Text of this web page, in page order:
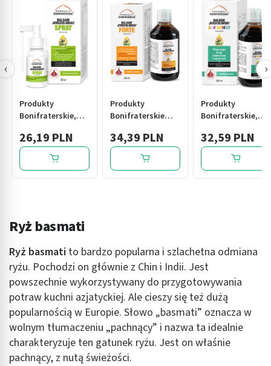
Produkty
Bonifraterskie,
Jerozolimski,
spray, 30 ml
26,19 PLN
Produkty
Bonifraterskie
Jerozolimski
Forte, płyn, 200 ml
34,39 PLN
Produkty
Bonifraterskie,
Jerozolimski dla
dzieci, syrop, 200
ml
32,59 PLN
‹ ›
Ryż basmati
Ryż basmati to bardzo popularna i szlachetna odmiana
ryżu. Pochodzi on głównie z Chin i Indii. Jest
powszechnie wykorzystywany do przygotowywania
potraw kuchni azjatyckiej. Ale cieszy się też dużą
popularnością w Europie. Słowo „basmati” oznacza w
wolnym tłumaczeniu „pachnący” i nazwa ta idealnie
charakteryzuje ten gatunek ryżu. Jest on właśnie
pachnący, z nutą świeżości.